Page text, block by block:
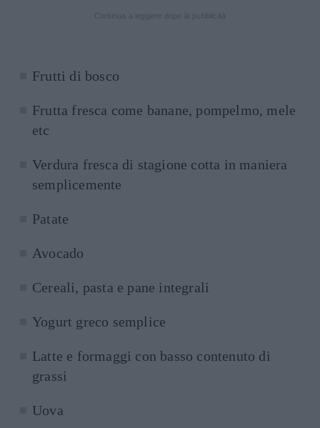
Frutti di bosco
Frutta fresca come banane, pompelmo, mele
etc
Verdura fresca di stagione cotta in maniera
semplicemente
Patate
Avocado
Cereali, pasta e pane integrali
Yogurt greco semplice
Latte e formaggi con basso contenuto di
grassi
Uova